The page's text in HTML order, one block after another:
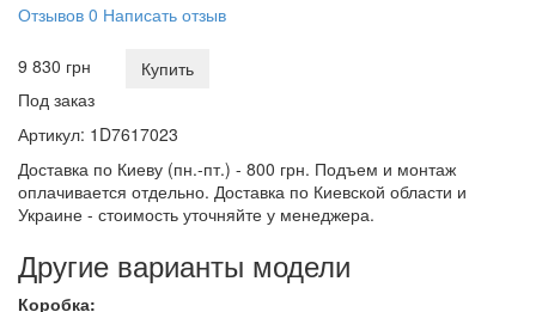
Отзывов 0 Написать отзыв
9 830 грн
Купить
Под заказ
Артикул: 1D7617023
Доставка по Киеву (пн.-пт.) - 800 грн. Подъем и монтаж
оплачивается отдельно. Доставка по Киевской области и
Украине - стоимость уточняйте у менеджера.
Другие варианты модели
Коробка: